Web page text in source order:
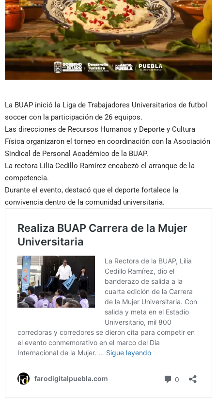
La BUAP inició la Liga de Trabajadores Universitarios de futbol
soccer con la participación de 26 equipos.
Las direcciones de Recursos Humanos y Deporte y Cultura
Física organizaron el torneo en coordinación con la Asociación
Sindical de Personal Académico de la BUAP.
La rectora Lilia Cedillo Ramírez encabezó el arranque de la
competencia.
Durante el evento, destacó que el deporte fortalece la
convivencia dentro de la comunidad universitaria.